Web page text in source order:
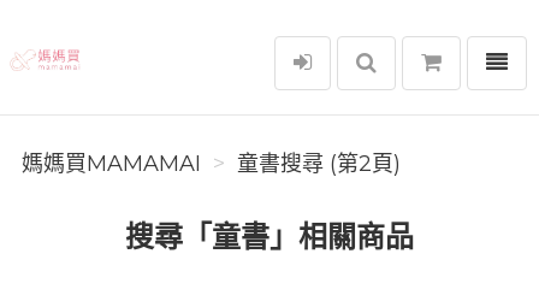
媽媽買MAMAMAI
選單
媽媽買MAMAMAI 童書搜尋 (第2頁)
搜尋「童書」相關商品